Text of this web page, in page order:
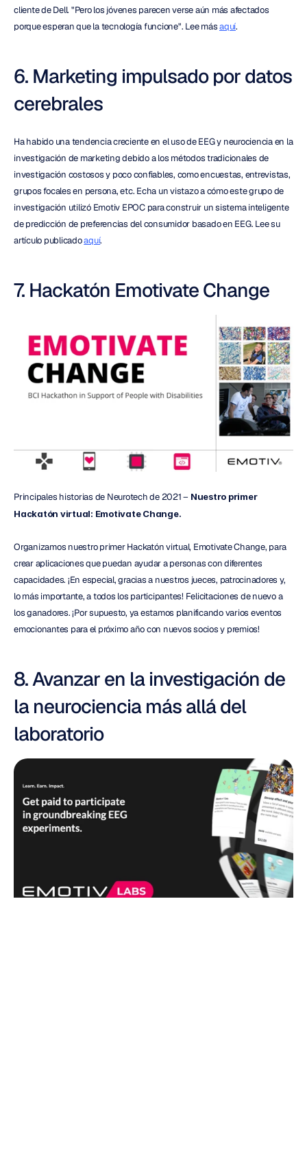
cliente de Dell. "Pero los jóvenes parecen verse aún más afectados
porque esperan que la tecnología funcione". Lee más aquí.
6. Marketing impulsado por datos
cerebrales
Ha habido una tendencia creciente en el uso de EEG y neurociencia en la
investigación de marketing debido a los métodos tradicionales de
investigación costosos y poco confiables, como encuestas, entrevistas,
grupos focales en persona, etc. Echa un vistazo a cómo este grupo de
investigación utilizó Emotiv EPOC para construir un sistema inteligente
de predicción de preferencias del consumidor basado en EEG. Lee su
artículo publicado aquí.
7. Hackatón Emotivate Change
Principales historias de Neurotech de 2021 – Nuestro primer
Hackatón virtual: Emotivate Change.
Organizamos nuestro primer Hackatón virtual, Emotivate Change, para
crear aplicaciones que puedan ayudar a personas con diferentes
capacidades. ¡En especial, gracias a nuestros jueces, patrocinadores y,
lo más importante, a todos los participantes! Felicitaciones de nuevo a
los ganadores. ¡Por supuesto, ya estamos planificando varios eventos
emocionantes para el próximo año con nuevos socios y premios!
8. Avanzar en la investigación de
la neurociencia más allá del
laboratorio